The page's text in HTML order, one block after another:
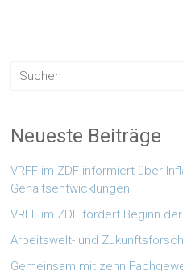
Neueste Beiträge
VRFF im ZDF informiert über
Gehaltsentwicklungen:
VRFF im ZDF fordert Beginn
Arbeitswelt- und
Gemeinsam mit zehn